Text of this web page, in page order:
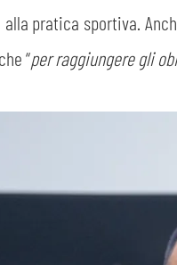
pratica sportiva.
“per raggiungere gli